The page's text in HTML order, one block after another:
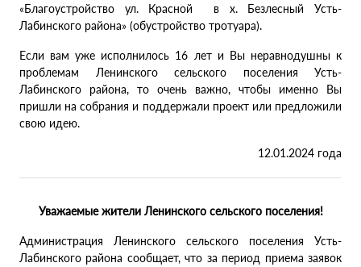
«Благоустройство ул. Красной в х. Безлесный Усть-
Лабинского района» (обустройство тротуара).
Если вам уже исполнилось 16 лет и Вы неравнодушны к
проблемам Ленинского сельского поселения Усть-
Лабинского района, то очень важно, чтобы именно Вы
пришли на собрания и поддержали проект или предложили
свою идею.
12.01.2024 года
Уважаемые жители Ленинского сельского поселения!
Администрация Ленинского сельского поселения Усть-
Лабинского района сообщает, что за период приема заявок